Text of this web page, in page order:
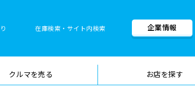
在庫検索・サイト内検索 企業情報
クルマを売る お店を探す
車検料金・メニュー